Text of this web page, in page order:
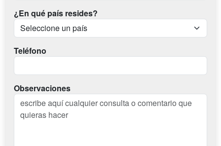
¿En qué país resides?
Teléfono
Observaciones